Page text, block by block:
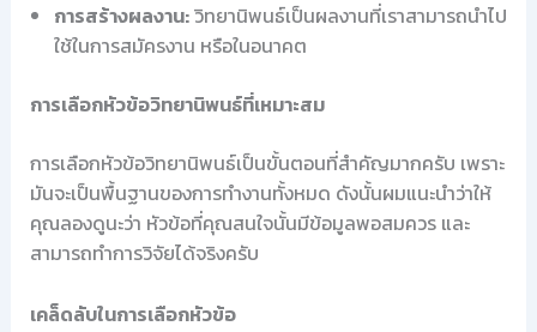
การสร้างผลงาน:วิทยานิพนธ์เป็นผลงานที่เราสามารถนำไป
ใช้ในการสมัครงาน หรือในอนาคต
การเลือกหัวข้อวิทยานิพนธ์ที่เหมาะสม
การเลือกหัวข้อวิทยานิพนธ์เป็นขั้นตอนที่สำคัญมากครับ เพราะ
มันจะเป็นพื้นฐานของการทำงานทั้งหมด ดังนั้นผมแนะนำว่าให้
คุณลองดูนะว่า หัวข้อที่คุณสนใจนั้นมีข้อมูลพอสมควร และ
สามารถทำการวิจัยได้จริงครับ
เคล็ดลับในการเลือกหัวข้อ